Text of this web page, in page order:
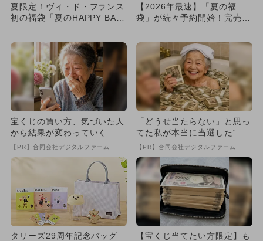
夏限定！ヴィ・ド・フランス
初の福袋「夏のHAPPY BAG
【2026年最速】「夏の福
袋」が続々予約開始！完売前
宝くじの買い方、気づいた人
から結果が変わっていく
【PR】合同会社デジタルファーム
「どうせ当たらない」と思っ
てた私が本当に当選した“買
い方”がこれ
【PR】合同会社デジタルファーム
タリーズ29周年記念バッグ
【宝くじ当てたい方限定】も